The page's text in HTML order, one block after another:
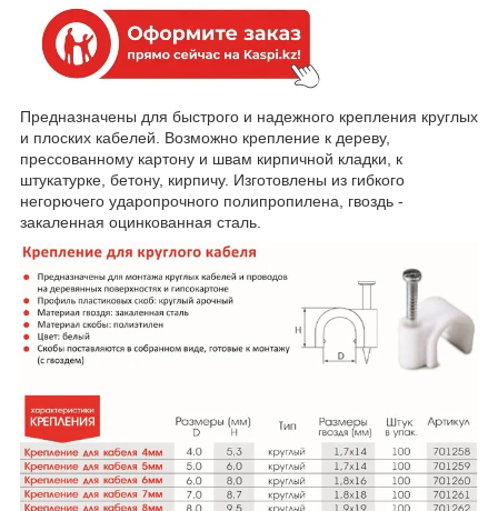
Предназначены для быстрого и надежного крепления круглых
и плоских кабелей. Возможно крепление к дереву,
прессованному картону и швам кирпичной кладки, к
штукатурке, бетону, кирпичу. Изготовлены из гибкого
негорючего ударопрочного полипропилена, гвоздь -
закаленная оцинкованная сталь.